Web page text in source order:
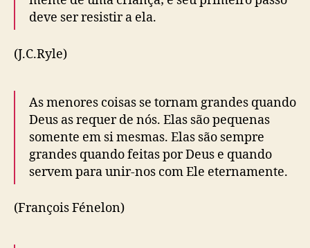
deve ser resistir a ela.
(J.C.Ryle)
As menores coisas se tornam grandes quando
Deus as requer de nós. Elas são pequenas
somente em si mesmas. Elas são sempre
grandes quando feitas por Deus e quando
servem para unir-nos com Ele eternamente.
(François Fénelon)